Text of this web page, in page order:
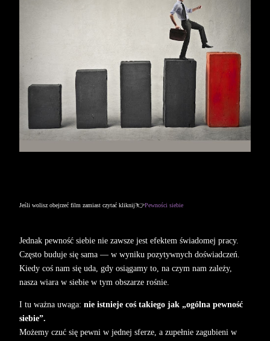
Jeśli wolisz obejrzeć film zamiast czytać kliknij?👉Pewności siebie
Jednak pewność siebie nie zawsze jest efektem świadomej pracy.
Często buduje się sama — w wyniku pozytywnych doświadczeń.
Kiedy coś nam się uda, gdy osiągamy to, na czym nam zależy,
nasza wiara w siebie w tym obszarze rośnie.
I tu ważna uwaga: nie istnieje coś takiego jak „ogólna pewność
siebie”.
Możemy czuć się pewni w jednej sferze, a zupełnie zagubieni w